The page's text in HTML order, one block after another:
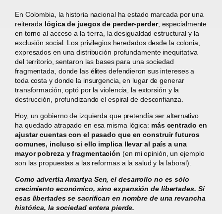
En Colombia, la historia nacional ha estado marcada por una
reiterada lógica de juegos de perder-perder, especialmente
en torno al acceso a la tierra, la desigualdad estructural y la
exclusión social. Los privilegios heredados desde la colonia,
expresados en una distribución profundamente inequitativa
del territorio, sentaron las bases para una sociedad
fragmentada, donde las élites defendieron sus intereses a
toda costa y donde la insurgencia, en lugar de generar
transformación, optó por la violencia, la extorsión y la
destrucción, profundizando el espiral de desconfianza.
Hoy, un gobierno de izquierda que pretendía ser alternativo
ha quedado atrapado en esa misma lógica: más centrado en
ajustar cuentas con el pasado que en construir futuros
comunes, incluso si ello implica llevar al país a una
mayor pobreza y fragmentación (en mi opinión, un ejemplo
son las propuestas a las reformas a la salud y la laboral).
Como advertía Amartya Sen, el desarrollo no es sólo
crecimiento económico, sino expansión de libertades. Si
esas libertades se sacrifican en nombre de una revancha
histórica, la sociedad entera pierde.